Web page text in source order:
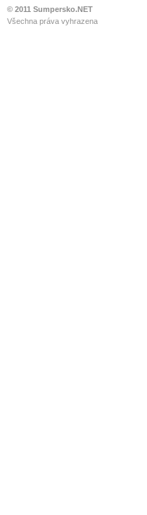
© 2011 Sumpersko.NET
Všechna práva vyhrazena